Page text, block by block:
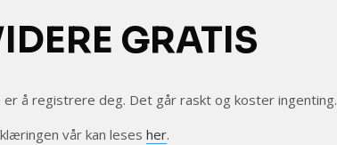
GRATIS
er å registrere deg. Det går raskt og koster ingenting.
vår kan leses her.